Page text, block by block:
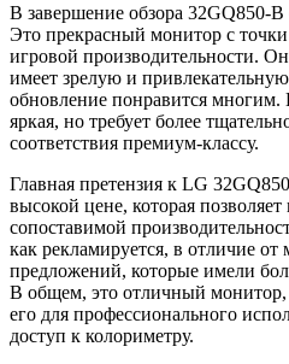
В завершение обзора 32GQ850-
Это прекрасный монитор с
игровой производительности.
имеет зрелую и привлекательную
обновление понравится многим.
яркая, но требует более
соответствия премиум-классу.
Главная претензия к LG
высокой цене, которая
сопоставимой
как рекламируется, в отличие
предложений, которые имели
В общем, это отличный
его для профессионального
доступ к колориметру.